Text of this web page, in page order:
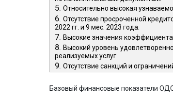
5. Относительно высокая
6. Отсутствие просроченной
2022 гг. и 9 мес. 2023 года.
7. Высокие значения коэффициента
8. Высокий уровень
реализуемых услуг.
9. Отсутствие санкций и
Базовый финансовые показатели